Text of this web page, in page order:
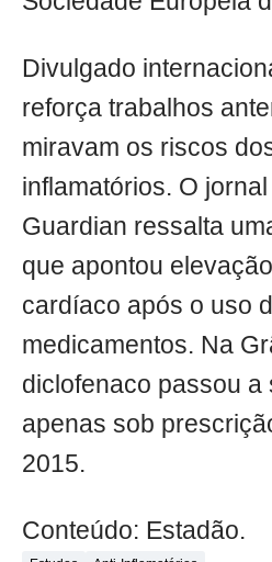
Divulgado
reforça trabalhos
miravam os riscos
inflamatórios. O
Guardian ressalta
que apontou
cardíaco após o uso
medicamentos. Na
diclofenaco passou a
apenas sob
2015.
Conteúdo: Estadão.